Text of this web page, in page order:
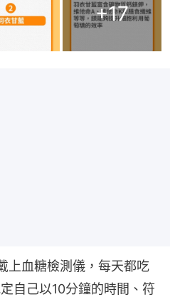
+17
上血糖檢測儀，每天都吃
自己以10分鐘的時間、符